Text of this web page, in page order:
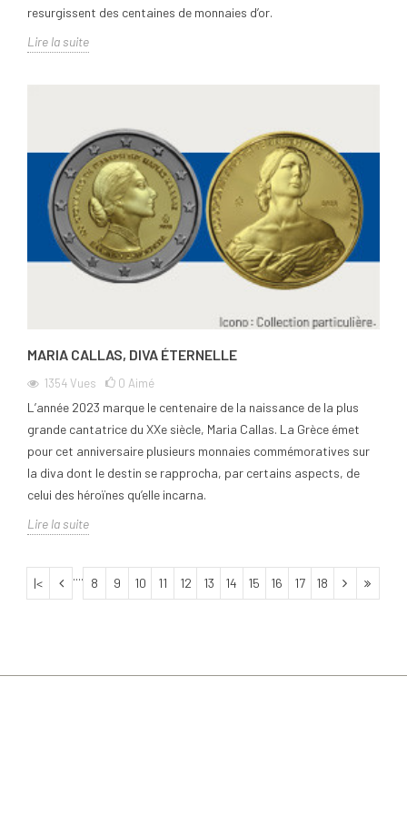
resurgissent des centaines de monnaies d’or.
Lire la suite
MARIA CALLAS, DIVA ÉTERNELLE
1354Vues 0 Aimé
L’année 2023 marque le centenaire de la naissance de la plus
grande cantatrice du XXe siècle, Maria Callas. La Grèce émet
pour cet anniversaire plusieurs monnaies commémoratives sur
la diva dont le destin se rapprocha, par certains aspects, de
celui des héroïnes qu’elle incarna.
Lire la suite
|< .... 8 9 10 11 12 13 14 15 16 17 18